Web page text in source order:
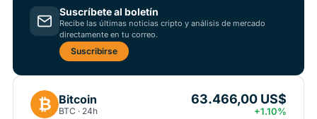
Suscríbete al boletín
Recibe las últimas noticias cripto y análisis de mercado
directamente en tu correo.
Suscribirse
₿ Bitcoin
BTC · 24h
63.466,00 US$
+1.10%